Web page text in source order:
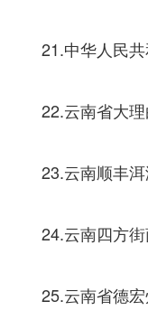
21.中华人民
22.云南省大
23.云南顺丰
24.云南四方
25.云南省德